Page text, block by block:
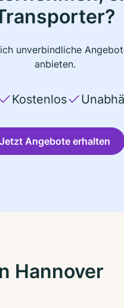
unverbindliche
anbieten.
Kostenlos
Jetzt Angebote erhalten
Hannover